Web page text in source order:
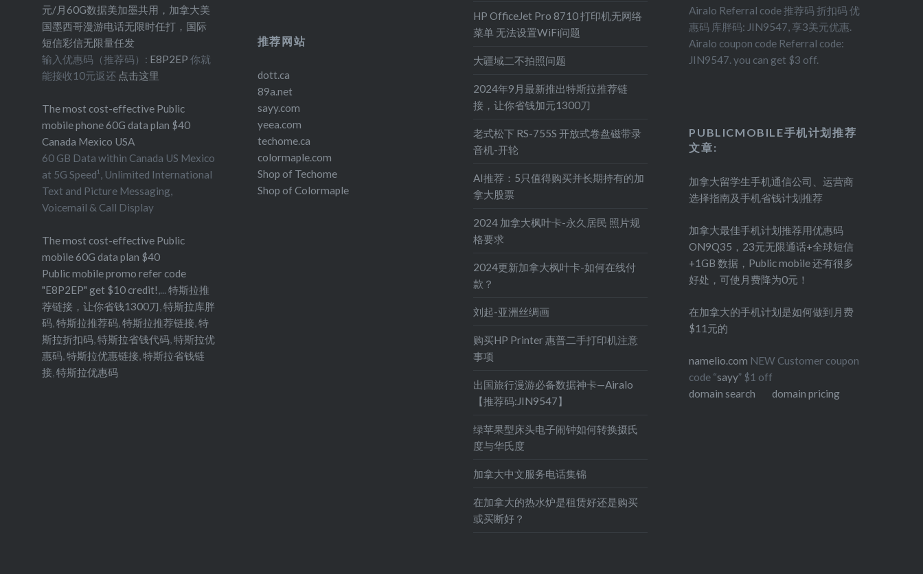
HP OfficeJet Pro 8710 打印机无网络
菜单 无法设置WiFi问题
大疆域二不拍照问题
2024年9月最新推出特斯拉推荐链
接，让你省钱加元1300刀
老式松下 RS-755S 开放式卷盘磁带录
音机-开轮
AI推荐：5只值得购买并长期持有的加
拿大股票
2024 加拿大枫叶卡-永久居民 照片规
格要求
2024更新加拿大枫叶卡-如何在线付
款？
刘起-亚洲丝绸画
购买HP Printer 惠普二手打印机注意
事项
出国旅行漫游必备数据神卡—Airalo
【推荐码:JIN9547】
绿苹果型床头电子闹钟如何转换摄氏
度与华氏度
加拿大中文服务电话集锦
在加拿大的热水炉是租赁好还是购买
或买断好？
元/月60G数据美加墨共用，加拿大美
国墨西哥漫游电话无限时任打，国际
短信彩信无限量任发
输入优惠码（推荐码）: E8P2EP 你就
能接收10元返还 点击这里
The most cost-effective Public
mobile phone 60G data plan $40
Canada Mexico USA
60 GB Data within Canada US Mexico
at 5G Speed¹, Unlimited International
Text and Picture Messaging,
Voicemail & Call Display
The most cost-effective Public
mobile 60G data plan $40
Public mobile promo refer code
"E8P2EP" get $10 credit!,... 特斯拉推
荐链接，让你省钱1300刀,特斯拉库胖
码,特斯拉推荐码,特斯拉推荐链接,特
斯拉折扣码,特斯拉省钱代码,特斯拉优
惠码,特斯拉优惠链接,特斯拉省钱链
接,特斯拉优惠码
Airalo Referral code 推荐码 折扣码 优
惠码 库胖码: JIN9547, 享3美元优惠.
Airalo coupon code Referral code:
JIN9547. you can get $3 off.
推荐网站
dott.ca
89a.net
sayy.com
yeea.com
techome.ca
colormaple.com
Shop of Techome
Shop of Colormaple
PUBLICMOBILE手机计划推荐
文章:
加拿大留学生手机通信公司、运营商
选择指南及手机省钱计划推荐
加拿大最佳手机计划推荐用优惠码
ON9Q35，23元无限通话+全球短信
+1GB 数据，Public mobile 还有很多
好处，可使月费降为0元！
在加拿大的手机计划是如何做到月费
$11元的
namelio.com NEW Customer coupon
code “sayy” $1 off
domain search
domain pricing